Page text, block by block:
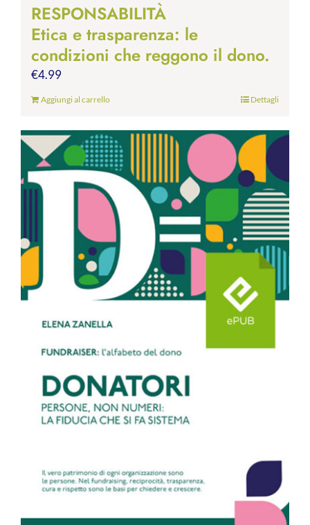
RESPONSABILITÀ
Etica e trasparenza: le
condizioni che reggono il dono.
€4.99
Aggiungi al carrello Dettagli